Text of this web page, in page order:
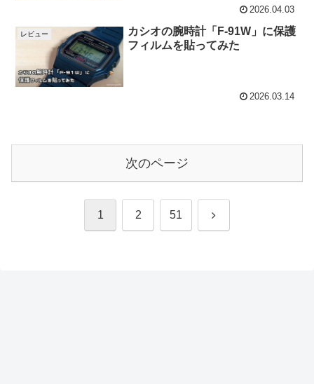
2026.04.03
レビュー
カシオの腕時計「F-91W」に保護
フィルムを貼ってみた
2026.03.14
次のページ
1 2 51 次